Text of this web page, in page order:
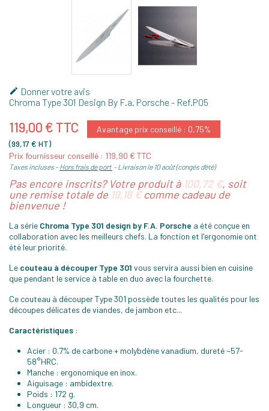
 Donner votre avis
Chroma Type 301 Design By F.a. Porsche - Ref.P05
119,00 € TTC
Avantage prix conseillé : 0,75%
(99,17 € HT)
Prix fournisseur conseillé : 119,90 € TTC
Taxes incluses Hors frais de port Livraison le 10 août (congés d'été)
Pas encore inscrits? Votre produit à 100,72 €, soit
une remise totale de 19,18 €comme cadeau de
bienvenue !
La série Chroma Type 301 design by F.A. Porsche a été conçue en
collaboration avec les meilleurs chefs. La fonction et l'ergonomie ont
été leur priorité.
Le couteau à découper Type 301 vous servira aussi bien en cuisine
que pendant le service à table en duo avec la fourchette.
Ce couteau à découper Type 301 possède toutes les qualités pour les
découpes délicates de viandes, de jambon etc...
Caractéristiques :
Acier : 0.7% de carbone + molybdène vanadium, dureté ~57-
58°HRC.
Manche : ergonomique en inox.
Aiguisage : ambidextre.
Poids : 172 g.
Longueur : 30,9 cm.